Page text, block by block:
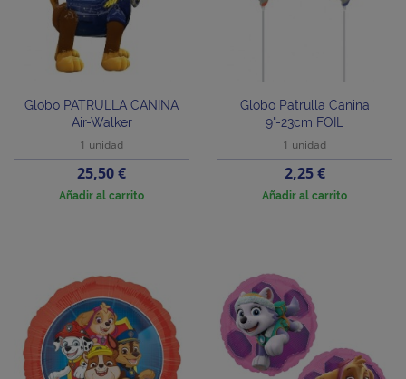
Globo PATRULLA CANINA
Air-Walker
1 unidad
Precio
25,50 €
Añadir al carrito
Globo Patrulla Canina
9"-23cm FOIL
1 unidad
Precio
2,25 €
Añadir al carrito